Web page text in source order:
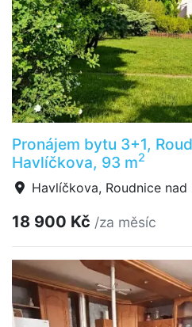
Pronájem bytu 3+1,
Havlíčkova, 93 m2
Havlíčkova, Roudnice nad
18 900 Kč /za měsíc